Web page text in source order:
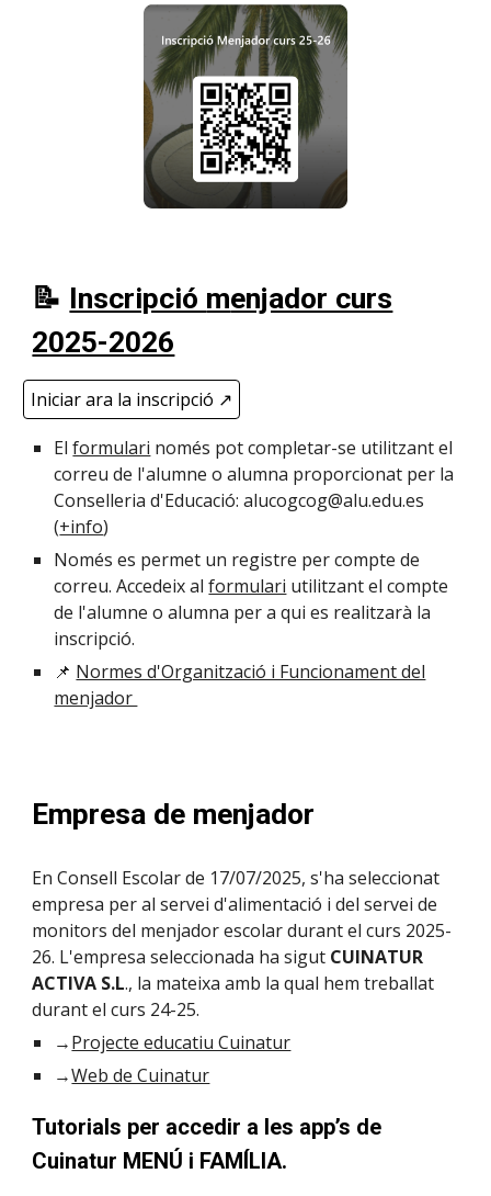
📝 Inscripció menjador curs
2025-2026
Iniciar ara la inscripció ↗️
Elformulari només pot completar-se utilitzant el
correu de l'alumne o alumna proporcionat per la
Conselleria d'Educació: alucogcog@alu.edu.es
(+info)
Només es permet un registre per compte de
correu. Accedeix alformulari utilitzant el compte
de l'alumne o alumna per a qui es realitzarà la
inscripció.
📌 Normes d'Organització i Funcionament del
menjador
Empresa de menjador
En Consell Escolar de 17/07/2025, s'ha seleccionat
empresa per al servei d'alimentació i del servei de
monitors del menjador escolar durant el curs 2025-
26. L'empresa seleccionada ha sigut CUINATUR
ACTIVA S.L., la mateixa amb la qual hem treballat
durant el curs 24-25.
→Projecte educatiu Cuinatur
→Web de Cuinatur
Tutorials per accedir a les app’s de
Cuinatur MENÚ i FAMÍLIA.